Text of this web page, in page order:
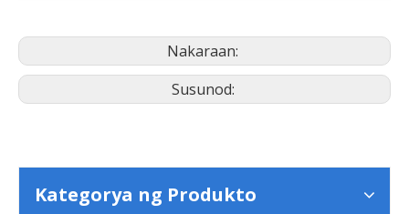
Nakaraan:
Susunod:
Kategorya ng Produkto